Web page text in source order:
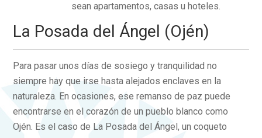
sean apartamentos, casas u hoteles.
La Posada del Ángel (Ojén)
Para pasar unos días de sosiego y tranquilidad no
siempre hay que irse hasta alejados enclaves en la
naturaleza. En ocasiones, ese remanso de paz puede
encontrarse en el corazón de un pueblo blanco como
Ojén. Es el caso de La Posada del Ángel, un coqueto